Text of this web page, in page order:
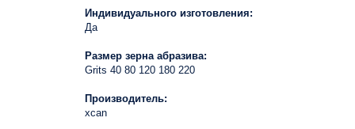
Индивидуального изготовления:
Да
Размер зерна абразива:
Grits 40 80 120 180 220
Производитель:
xcan